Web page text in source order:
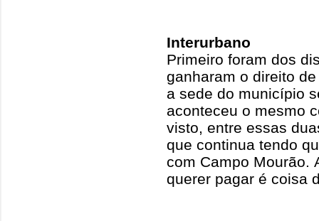
Interurbano
Primeiro foram dos
ganharam o direito
a sede do município
aconteceu o mesmo
visto, entre essas
que continua tendo
com Campo Mourão.
querer pagar é coisa